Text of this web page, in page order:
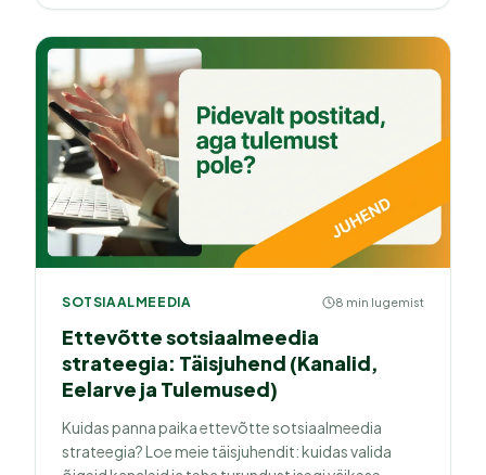
SOTSIAALMEEDIA 8 min lugemist
Ettevõtte sotsiaalmeedia
strateegia: Täisjuhend (Kanalid,
Eelarve ja Tulemused)
Kuidas panna paika ettevõtte sotsiaalmeedia
strateegia? Loe meie täisjuhendit: kuidas valida